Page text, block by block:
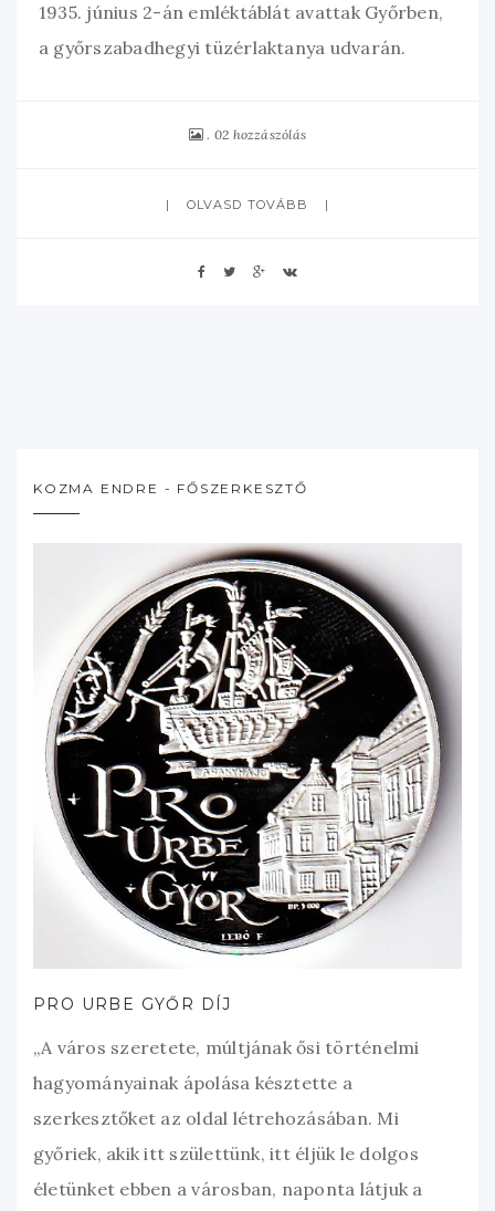
1935. június 2-án emléktáblát avattak Győrben,
a győrszabadhegyi tüzérlaktanya udvarán.
02 hozzászólás
OLVASD TOVÁBB
KOZMA ENDRE - FŐSZERKESZTŐ
PRO URBE GYŐR DÍJ
„A város szeretete, múltjának ősi történelmi
hagyományainak ápolása késztette a
szerkesztőket az oldal létrehozásában. Mi
győriek, akik itt születtünk, itt éljük le dolgos
életünket ebben a városban, naponta látjuk a